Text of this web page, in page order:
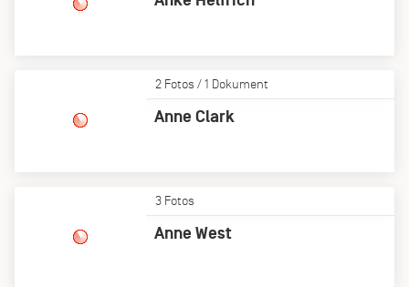
2 Fotos / 1 Dokument
Anne Clark
3 Fotos
Anne West